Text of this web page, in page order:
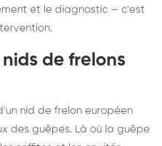
et le diagnostic — c'est
de frelons
nid de frelon européen
des guêpes. Là où la guêpe